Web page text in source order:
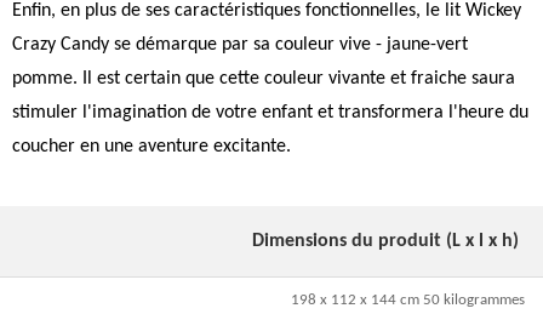
Enfin, en plus de ses caractéristiques fonctionnelles, le lit Wickey
Crazy Candy se démarque par sa couleur vive - jaune-vert
pomme. Il est certain que cette couleur vivante et fraiche saura
stimuler l'imagination de votre enfant et transformera l'heure du
coucher en une aventure excitante.
Dimensions du produit (L x l x h)
198 x 112 x 144 cm 50 kilogrammes